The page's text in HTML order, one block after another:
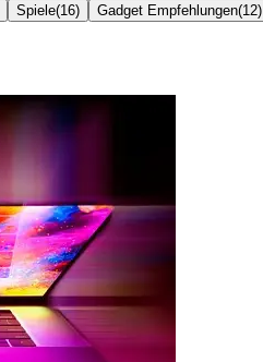
Spiele(16) Gadget Empfehlungen(12)